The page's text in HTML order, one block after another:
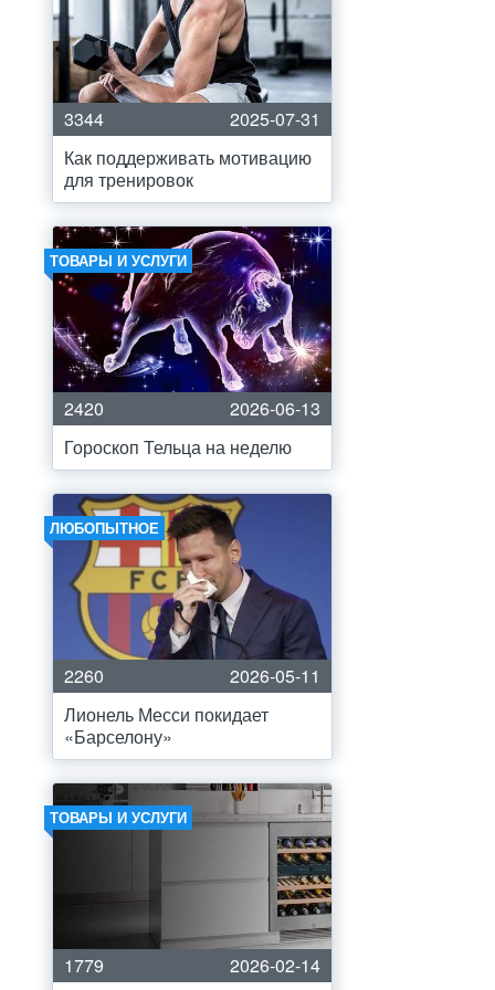
3344
2025-07-31
Как поддерживать мотивацию
для тренировок
ТОВАРЫ И УСЛУГИ
2420
2026-06-13
Гороскоп Тельца на неделю
ЛЮБОПЫТНОЕ
2260
2026-05-11
Лионель Месси покидает
«Барселону»
ТОВАРЫ И УСЛУГИ
1779 2026-02-14